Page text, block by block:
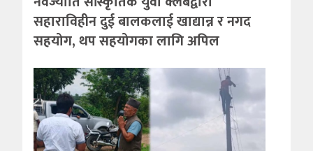
सहाराविहीन दुई बालकलाई खाद्यान्न र नगद
सहयोग, थप सहयोगका लागि अपिल